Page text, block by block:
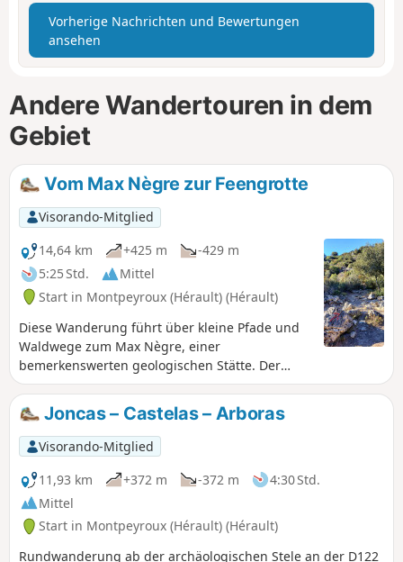
Vorherige Nachrichten und Bewertungen
ansehen
Andere Wandertouren in dem
Gebiet
Vom Max Nègre zur Feengrotte
Visorando-Mitglied
14,64 km
+425 m
-429 m
5:25 Std.
Mittel
Start in Montpeyroux (Hérault) (Hérault)
Diese Wanderung führt über kleine Pfade und
Waldwege zum Max Nègre, einer
bemerkenswerten geologischen Stätte. Der
Rückweg führt durch das wilde Joncas-Tal, in
dem sich die Feengrotte befindet: Mit einer
guten Taschenlampe kann man den Eingang
auf etwa dreißig Metern Länge besichtigen
(Stalaktiten und Vorhänge).Diese Tour sollte bei
großer Hitze vermieden werden.
Joncas – Castelas – Arboras
Visorando-Mitglied
11,93 km
+372 m -372 m
4:30 Std.
Mittel
Start in Montpeyroux (Hérault) (Hérault)
Rundwanderung ab der archäologischen Stele an der D122